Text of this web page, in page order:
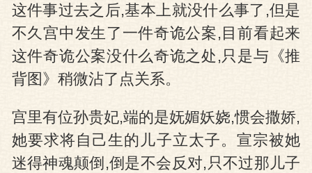
这件事过去之后,基本上就没什么事了,但是
不久宫中发生了一件奇诡公案,目前看起来
这件奇诡公案没什么奇诡之处,只是与《推
背图》稍微沾了点关系。
宫里有位孙贵妃,端的是妩媚妖娆,惯会撒娇,
她要求将自己生的儿子立太子。宣宗被她
迷得神魂颠倒,倒是不会反对,只不过那儿子